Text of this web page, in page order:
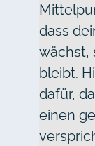
dass
wächst,
bleibt.
dafür,
einen